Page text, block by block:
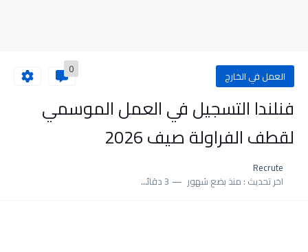
العمل في الخارج 0
فنلندا التسجيل في العمل الموسمي
لقطف الفراولة صيف 2026
Recrute
اخر تحديث : منذ بضع شهور 3 دقائق للقراءة